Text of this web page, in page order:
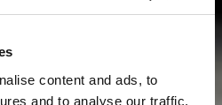
content and ads, to
and to analyse our traffic.